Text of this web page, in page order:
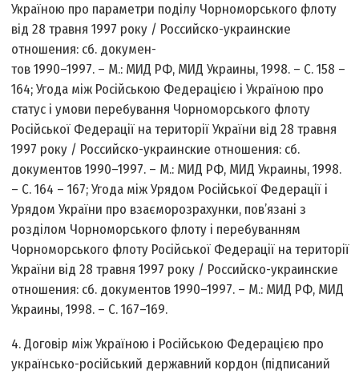
Україною про параметри поділу Чорноморського флоту
від 28 травня 1997 року / Российско-украинские
отношения: сб. докумен-
тов 1990–1997. – М.: МИД РФ, МИД Украины, 1998. – С. 158 –
164; Угода між Російською Федерацією і Україною про
статус і умови перебування Чорноморського флоту
Російської Федерації на території України від 28 травня
1997 року / Российско-украинские отношения: сб.
документов 1990–1997. – М.: МИД РФ, МИД Украины, 1998.
– С. 164 – 167; Угода між Урядом Російської Федерації і
Урядом України про взаєморозрахунки, пов’язані з
розділом Чорноморського флоту і перебуванням
Чорноморського флоту Російської Федерації на території
України від 28 травня 1997 року / Российско-украинские
отношения: сб. документов 1990–1997. – М.: МИД РФ, МИД
Украины, 1998. – С. 167–169.
4. Договір між Україною і Російською Федерацією про
українсько-російський державний кордон (підписаний